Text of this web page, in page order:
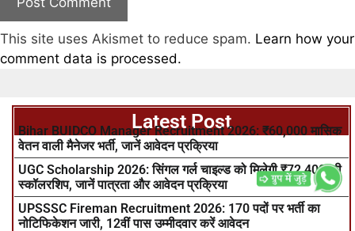
This site uses Akismet to reduce spam. Learn how your
comment data is processed.
Latest Post
Bihar BUIDCO Manager Recruitment 2026: ₹60,000 मासिक
वेतन वाली मैनेजर भर्ती, जानें आवेदन प्रक्रिया
UGC Scholarship 2026: सिंगल गर्ल चाइल्ड को मिलेगी ₹72,400 की
स्कॉलरशिप, जानें पात्रता और आवेदन प्रक्रिया
UPSSSC Fireman Recruitment 2026: 170 पदों पर भर्ती का
नोटिफिकेशन जारी, 12वीं पास उम्मीदवार करें आवेदन